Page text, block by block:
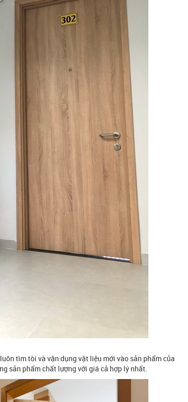
tìm tòi và vận dụng vật liệu mới vào sản phẩm của
sản phẩm chất lượng với giá cả hợp lý nhất.